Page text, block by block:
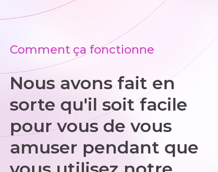
Comment ça fonctionne
Nous avons fait en
sorte qu'il soit facile
pour vous de vous
amuser pendant que